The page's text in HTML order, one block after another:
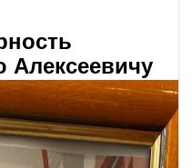
Алексеевичу